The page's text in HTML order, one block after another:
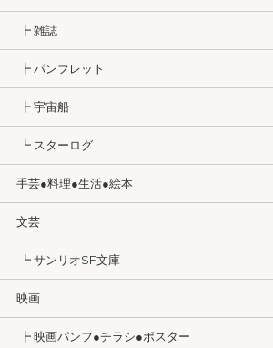
┣ 雑誌
┣ パンフレット
┣ 宇宙船
┗ スターログ
手芸●料理●生活●絵本
文芸
┗ サンリオSF文庫
映画
┣ 映画パンフ●チラシ●ポスター